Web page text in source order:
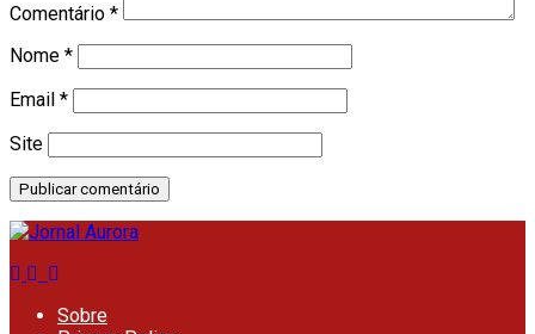
Comentário *
Nome *
Email *
Site
Sobre